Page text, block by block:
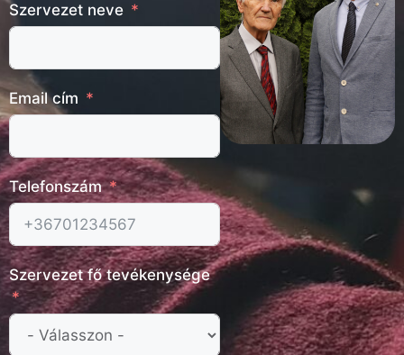
Szervezet neve
Email cím
Telefonszám
Szervezet fő tevékenysége